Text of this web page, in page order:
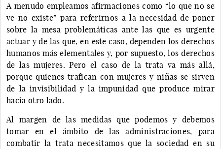
A menudo empleamos afirmaciones como “lo que no se
ve no existe” para referirnos a la necesidad de poner
sobre la mesa problemáticas ante las que es urgente
actuar y de las que, en este caso, dependen los derechos
humanos más elementales y, por supuesto, los derechos
de las mujeres. Pero el caso de la trata va más allá,
porque quienes trafican con mujeres y niñas se sirven
de la invisibilidad y la impunidad que produce mirar
hacia otro lado.
Al margen de las medidas que podemos y debemos
tomar en el ámbito de las administraciones, para
combatir la trata necesitamos que la sociedad en su